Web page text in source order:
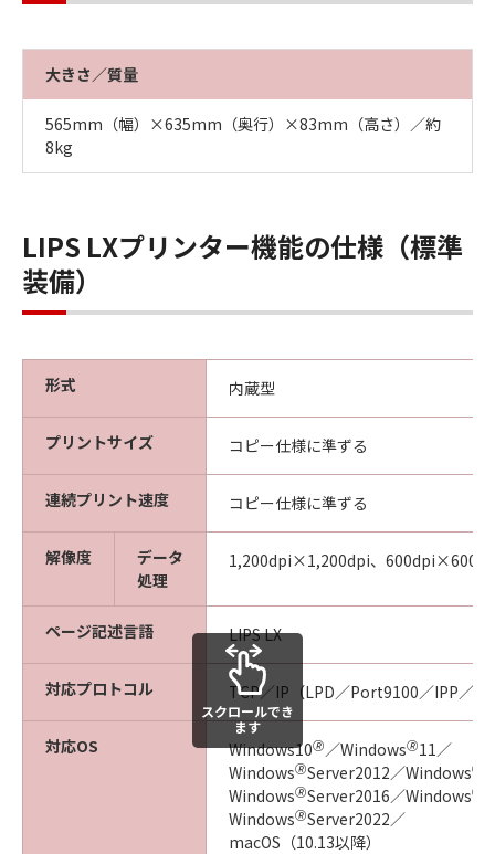
大きさ／質量
565mm（幅）×635mm（奥行）×83mm（高さ）／約
8kg
LIPS LXプリンター機能の仕様（標準
装備）
形式 内蔵型
プリントサイズ コピー仕様に準ずる
連続プリント速度 コピー仕様に準ずる
解像度
データ
処理
1,200dpi×1,200dpi、
ページ記述言語 LIPS LX
対応プロトコル TCP／IP（LPD／Port9100／IPP／
対応OS Windows10🄬／Windows🄬11／
Windows🄬Server2012／Windows🄬
Windows🄬Server2016／Windows🄬
Windows🄬Server2022／
macOS（10.13以降）
スクロールでき
ます